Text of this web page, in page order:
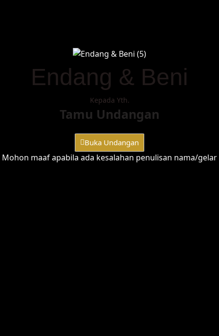
Endang & Beni
Kepada Yth.
Tamu Undangan
Buka Undangan
Mohon maaf apabila ada kesalahan penulisan nama/gelar